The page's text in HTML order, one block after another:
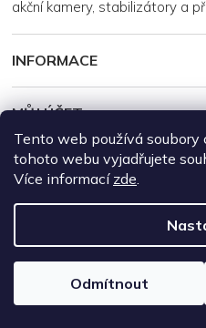
Tento web používá soubory
tohoto webu vyjadřujete
Více informací zde.
Odmítnout
akční kamery, stabilizátory a
INFORMACE
MŮJ ÚČET
Copyright 2026
Upravit